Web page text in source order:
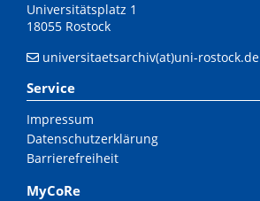
Universitätsplatz 1
18055 Rostock
universitaetsarchiv(at)uni-rostock.de
Service
Impressum
Datenschutzerklärung
Barrierefreiheit
MyCoRe